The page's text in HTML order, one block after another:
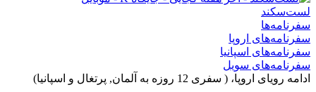
لست‌سکند
سفرنامه‌ها
سفرنامه‌های اروپا
سفرنامه‌های اسپانیا
سفرنامه‌های سویل
ادامه رویای اروپا، ( سفری 12 روزه به آلمان, پرتغال و اسپانیا)